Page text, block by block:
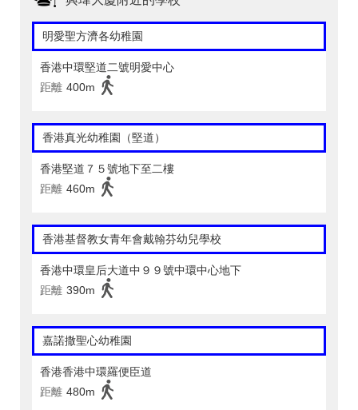
明愛聖方濟各幼稚園
香港中環堅道二號明愛中心
距離 400m
香港真光幼稚園（堅道）
香港堅道７５號地下至二樓
距離 460m
香港基督教女青年會戴翰芬幼兒學校
香港中環皇后大道中９９號中環中心地下
距離 390m
嘉諾撒聖心幼稚園
香港香港中環羅便臣道
距離 480m